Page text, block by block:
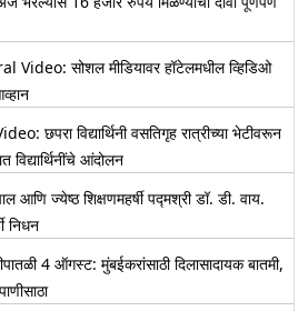
सोशल मीडियावर हॉटेलमधील व्हिडिओ
छपरा विद्यार्थिनी वसतिगृह रात्रीच्या भेटीवरून
विद्यार्थिनींचे आंदोलन
आणि ज्येष्ठ शिक्षणमहर्षी पद्मश्री डॉ. डी. वाय.
निधन
4 ऑगस्ट: मुंबईकरांसाठी दिलासादायक बातमी,